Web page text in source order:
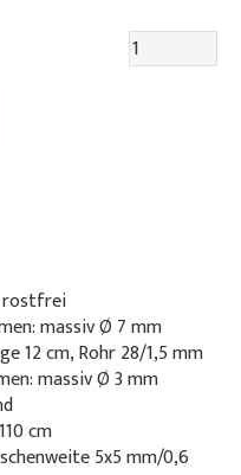
rostfrei
massiv Ø 7 mm
12 cm, Rohr 28/1,5 mm
massiv Ø 3 mm
cm
5x5 mm/0,6